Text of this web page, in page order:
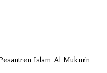
Islam Al Mukmin